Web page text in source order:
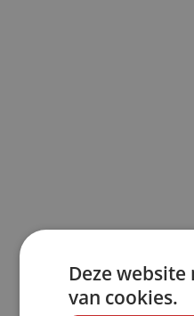
Deze
van cookies.